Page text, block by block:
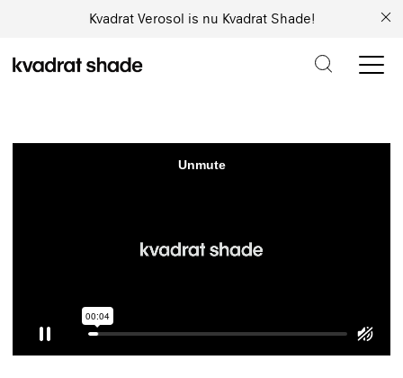
Kvadrat Verosol is nu Kvadrat Shade!